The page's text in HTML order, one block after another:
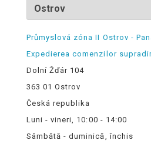
Průmyslová zóna II Ostrov -
Expedierea comenzilor
Dolní Žďár 104
363 01 Ostrov
Česká republika
Luni - vineri, 10:00 - 14:00
Sâmbătă - duminică, închis